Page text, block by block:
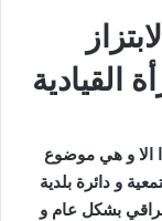
القيادية
الا و هي موضوع
و دائرة بلدية
بشكل عام و